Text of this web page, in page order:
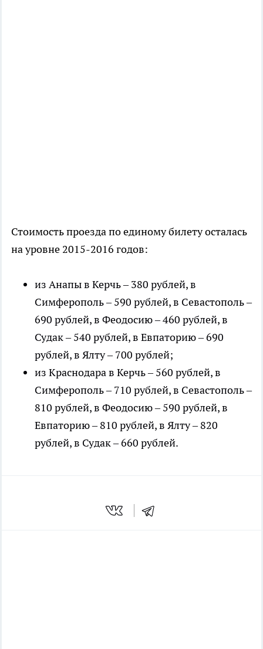
Стоимость проезда по единому билету осталась
на уровне 2015-2016 годов:
из Анапы в Керчь – 380 рублей, в
Симферополь – 590 рублей, в Севастополь –
690 рублей, в Феодосию – 460 рублей, в
Судак – 540 рублей, в Евпаторию – 690
рублей, в Ялту – 700 рублей;
из Краснодара в Керчь – 560 рублей, в
Симферополь – 710 рублей, в Севастополь –
810 рублей, в Феодосию – 590 рублей, в
Евпаторию – 810 рублей, в Ялту – 820
рублей, в Судак – 660 рублей.